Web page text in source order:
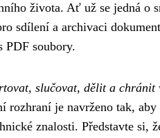
života. Ať už se jedná o
sdílení a archivaci
PDF soubory.
slučovat, dělit a chránit
rozhraní je navrženo tak,
znalosti. Představte si,